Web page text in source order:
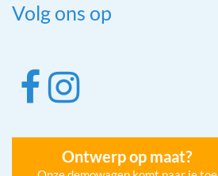
Volg ons op
Ontwerp op maat?